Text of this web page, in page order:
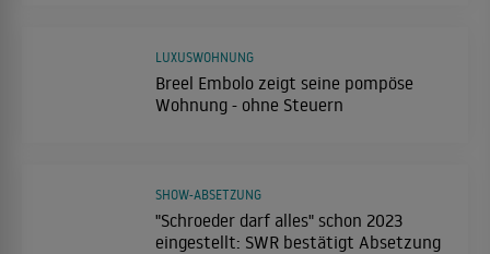
Breel Embolo zeigt seine pompöse
Wohnung - ohne Steuern
LUXUSWOHNUNG
"Schroeder darf alles" schon 2023
eingestellt: SWR bestätigt Absetzung
SHOW-ABSETZUNG